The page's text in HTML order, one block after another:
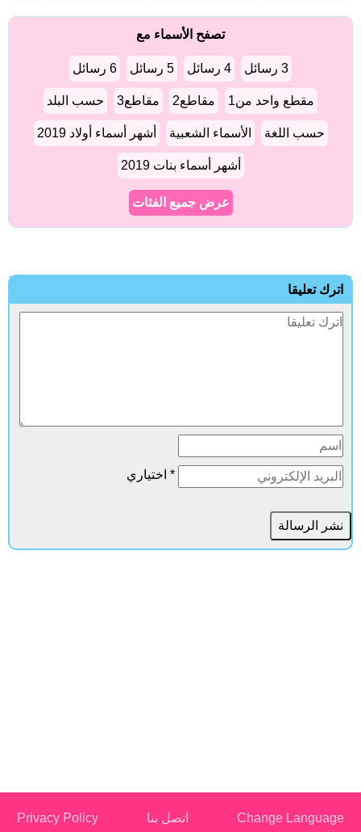
تصفح الأسماء مع
3 رسائل 4 رسائل 5 رسائل 6 رسائل
مقطع واحد من1 مقاطع2 مقاطع3 حسب البلد
حسب اللغة الأسماء الشعبية أشهر أسماء أولاد 2019
أشهر أسماء بنات 2019
عرض جميع الفئات
اترك تعليقا
* اختياري
Change Language اتصل بنا Privacy Policy